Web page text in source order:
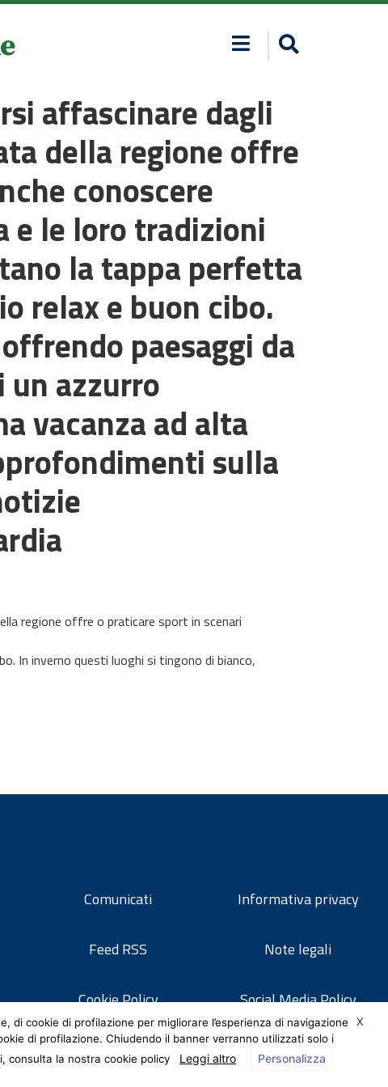
affascinare dagli
della regione offre
conoscere
le loro tradizioni
la tappa perfetta
relax e buon cibo.
paesaggi da
azzurro
vacanza ad alta
sulla
regione offre o praticare sport in scenari
In inverno questi luoghi si tingono di bianco,
Comunicati
Feed RSS
Cookie Policy
Informativa privacy
Note legali
Social Media Policy
X
cookie di profilazione per migliorare l’esperienza di navigazione
di profilazione. Chiudendo il banner verranno utilizzati solo i
consulta la nostra cookie policy
Leggi altro Personalizza